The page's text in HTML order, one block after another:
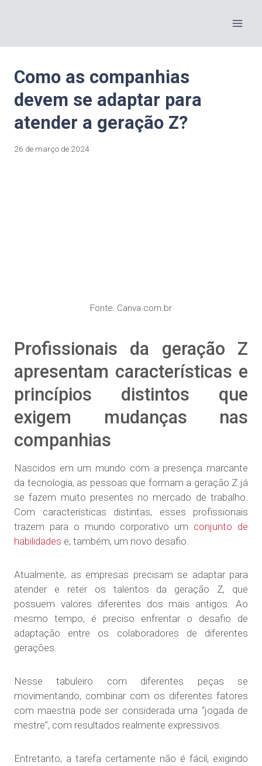
Como as companhias
devem se adaptar para
atender a geração Z?
26 de março de 2024
Fonte: Canva.com.br
Profissionais da geração Z
apresentam características e
princípios distintos que
exigem mudanças nas
companhias
Nascidos em um mundo com a presença marcante
da tecnologia, as pessoas que formam a geração Z já
se fazem muito presentes no mercado de trabalho.
Com características distintas, esses profissionais
trazem para o mundo corporativo um conjunto de
habilidades e, também, um novo desafio.
Atualmente, as empresas precisam se adaptar para
atender e reter os talentos da geração Z, que
possuem valores diferentes dos mais antigos. Ao
mesmo tempo, é preciso enfrentar o desafio de
adaptação entre os colaboradores de diferentes
gerações.
Nesse tabuleiro com diferentes peças se
movimentando, combinar com os diferentes fatores
com maestria pode ser considerada uma “jogada de
mestre”, com resultados realmente expressivos.
Entretanto, a tarefa certamente não é fácil, exigindo